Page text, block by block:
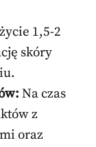
1,5-2
skóry
Na czas
z
oraz